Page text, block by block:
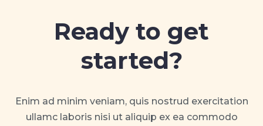
Ready to get
started?
Enim ad minim veniam, quis nostrud exercitation
ullamc laboris nisi ut aliquip ex ea commodo